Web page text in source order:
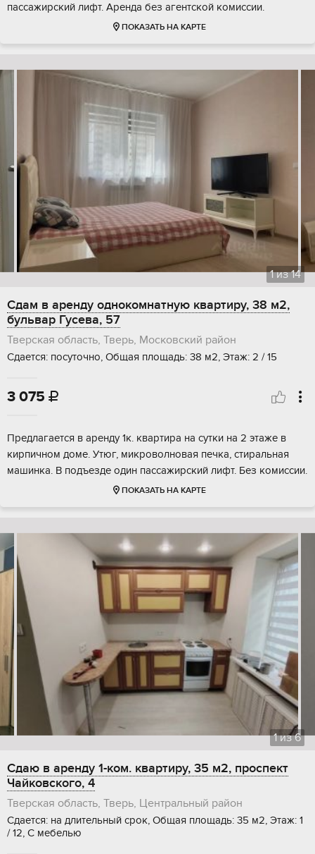
пассажирский лифт. Аренда без агентской комиссии.
ПОКАЗАТЬ НА КАРТЕ
1из14
Сдам в аренду однокомнатную квартиру, 38 м2,
бульвар Гусева, 57
Тверская область, Тверь, Московский район
Сдается: посуточно, Общая площадь: 38 м2, Этаж: 2 / 15
3 075 
Предлагается в аренду 1к. квартира на сутки на 2 этаже в
кирпичном доме. Утюг, микроволновая печка, стиральная
машинка. В подъезде один пассажирский лифт. Без комиссии.
ПОКАЗАТЬ НА КАРТЕ
1из6
Сдаю в аренду 1-ком. квартиру, 35 м2, проспект
Чайковского, 4
Тверская область, Тверь, Центральный район
Сдается: на длительный срок, Общая площадь: 35 м2, Этаж: 1
/ 12, С мебелью